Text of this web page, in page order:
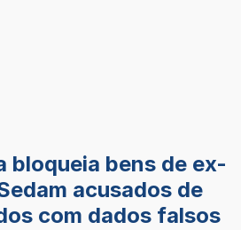
bloqueia bens de ex-
acusados de
com dados falsos